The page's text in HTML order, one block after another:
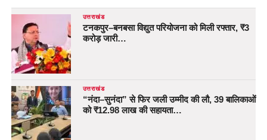
उत्तराखंड
टनकपुर–बनबसा विद्युत परियोजना को मिली रफ्तार, ₹3
करोड़ जारी…
उत्तराखंड
“नंदा–सुनंदा” से फिर जली उम्मीद की लौ, 39 बालिकाओं
को ₹12.98 लाख की सहायता…